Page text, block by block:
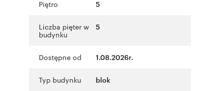
Piętro 5
Liczba pięter w
budynku
5
Dostępne od 1.08.2026r.
Typ budynku blok